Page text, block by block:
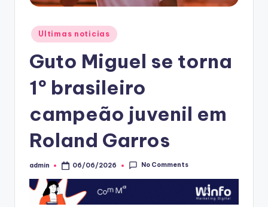
Posted
in
Ultimas noticias
Guto Miguel se torna
1º brasileiro
campeão juvenil em
Roland Garros
Posted
admin 06/06/2026 No Comments